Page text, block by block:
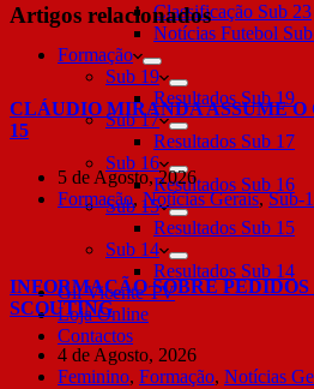
Classificação Sub 23
Notícias Futebol
Formação
Sub 19
Resultados Sub 19
Sub 17
Resultados Sub 17
Sub 16
Resultados Sub 16
Sub 15
Resultados Sub 15
Sub 14
Resultados Sub 14
Gil Vicente TV
Loja Online
Contactos
Artigos relacionados
CLÁUDIO MIRANDA ASSUME O
15
5 de Agosto, 2026
Formação,Notícias Gerais,Sub-
INFORMAÇÃO SOBRE
SCOUTING
4 de Agosto, 2026
Feminino, Formação, Notícias